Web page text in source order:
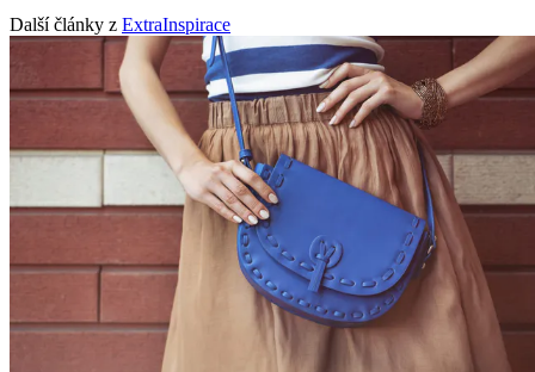
Další články z ExtraInspirace